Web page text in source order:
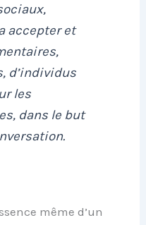
accepter et
d’individus
les
dans le but
même d’un